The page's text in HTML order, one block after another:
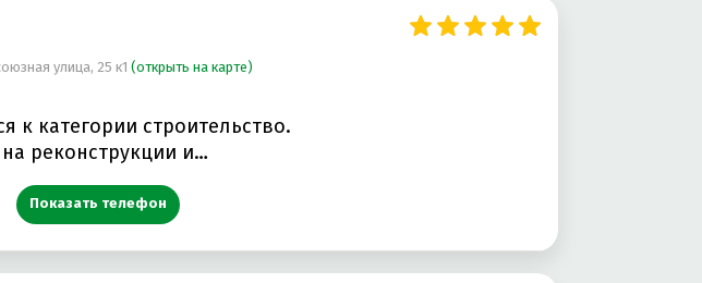
улица, 25 к1 (открыть на карте)
к категории строительство.
реконструкции и…
Показать телефон